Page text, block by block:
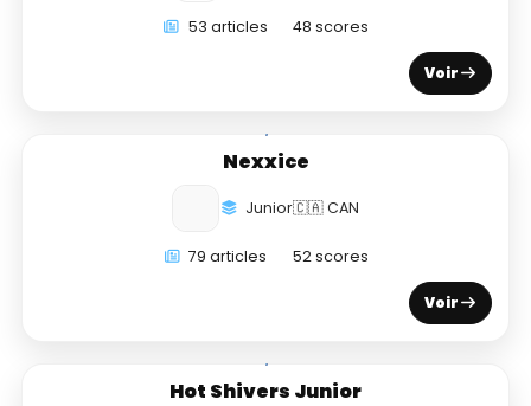
53 articles 48 scores
Voir
Nexxice
Junior🇨🇦 CAN
79 articles 52 scores
Voir
Hot Shivers Junior